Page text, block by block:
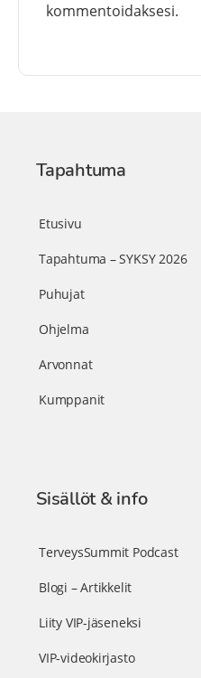
kommentoidaksesi.
Tapahtuma
Etusivu
Tapahtuma – SYKSY 2026
Puhujat
Ohjelma
Arvonnat
Kumppanit
Sisällöt & info
TerveysSummit Podcast
Blogi – Artikkelit
Liity VIP-jäseneksi
VIP-videokirjasto